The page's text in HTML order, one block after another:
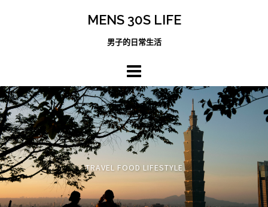
MENS 30S LIFE
男子的日常生活
TRAVEL FOOD LIFESTYLE